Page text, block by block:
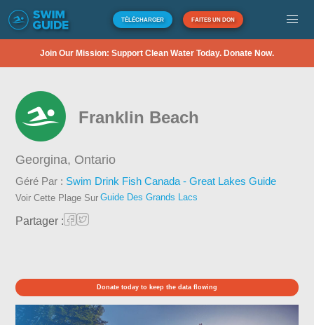
TÉLÉCHARGER FAITES UN DON
Join Our Mission: Support Clean Water Today. Donate Now.
Franklin Beach
Georgina, Ontario
Géré Par : Swim Drink Fish Canada - Great Lakes Guide
Voir Cette Plage Sur Guide Des Grands Lacs
Partager :
Donate today to keep the data flowing